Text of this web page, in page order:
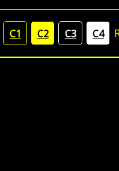
C1 C2 C3 C4